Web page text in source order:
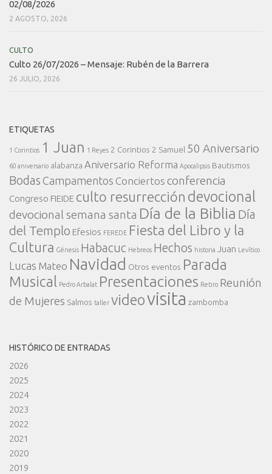
02/08/2026
2 AGOSTO, 2026
CULTO
Culto 26/07/2026 – Mensaje: Rubén de la Barrera
26 JULIO, 2026
ETIQUETAS
1 Corintios 1 Juan 1 Reyes 2 Corintios 2 Samuel 50 Aniversario
60 aniversario alabanza Aniversario Reforma Apocalipsis Bautismos
Bodas Campamentos Conciertos conferencia
Congreso FIEIDE culto resurrección devocional
devocional semana santa Día de la Biblia Día
del Templo Efesios FEREDE Fiesta del Libro y la
Cultura Génesis Habacuc Hebreos Hechos historia Juan Levítico
Lucas Mateo Navidad Otros eventos Parada
Musical
Pedro Arbalat Presentaciones Retiro Reunión
de Mujeres Salmos taller videovisita zambomba
HISTÓRICO DE ENTRADAS
2026
2025
2024
2023
2022
2021
2020
2019